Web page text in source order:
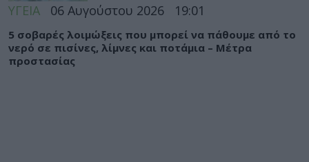
ΥΓΕΙΑ 06 Αυγούστου 2026 19:01
5 σοβαρές λοιμώξεις που μπορεί να πάθουμε από το
νερό σε πισίνες, λίμνες και ποτάμια – Μέτρα
προστασίας